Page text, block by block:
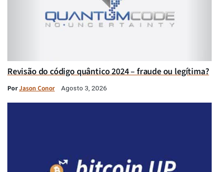
Revisão do código quântico 2024 – fraude ou legítima?
PorJason Conor Agosto 3, 2026